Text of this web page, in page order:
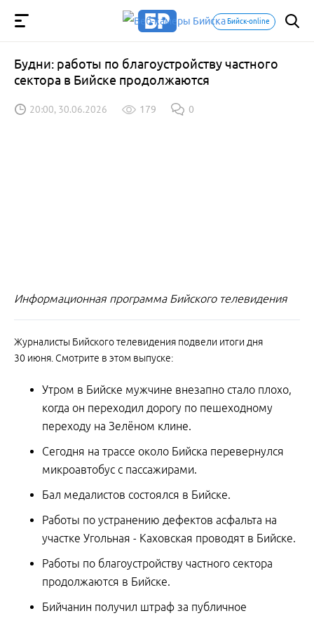
Бийск-online
Будни: работы по благоустройству частного
сектора в Бийске продолжаются
20:00, 30.06.2026 179 0
Информационная программа Бийского телевидения
Журналисты Бийского телевидения подвели итоги дня
30 июня. Смотрите в этом выпуске:
Утром в Бийске мужчине внезапно стало плохо,
когда он переходил дорогу по пешеходному
переходу на Зелёном клине.
Сегодня на трассе около Бийска перевернулся
микроавтобус с пассажирами.
Бал медалистов состоялся в Бийске.
Работы по устранению дефектов асфальта на
участке Угольная - Каховская проводят в Бийске.
Работы по благоустройству частного сектора
продолжаются в Бийске.
Бийчанин получил штраф за публичное